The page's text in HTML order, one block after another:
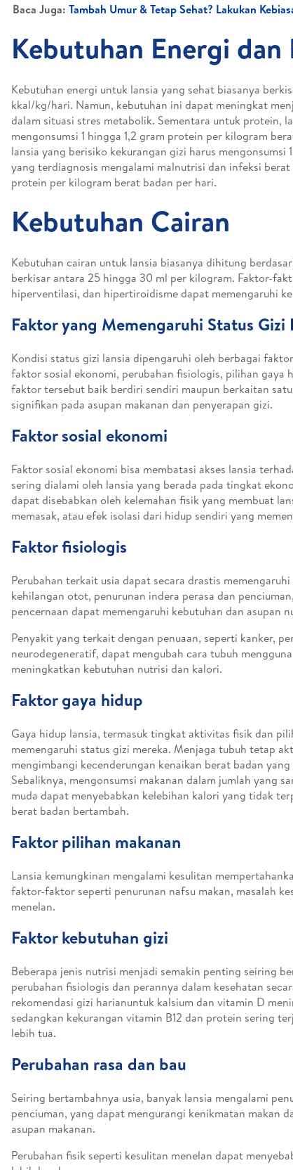
Baca Juga: Tambah Umur & Tetap Sehat? Lakukan
Kebutuhan Energi
Kebutuhan energi untuk lansia yang sehat biasanya
kkal/kg/hari. Namun, kebutuhan ini dapat meningkat
dalam situasi stres metabolik. Sementara untuk protein,
mengonsumsi 1 hingga 1,2 gram protein per kilogram
lansia yang berisiko kekurangan gizi harus mengonsumsi
yang terdiagnosis mengalami malnutrisi dan infeksi
protein per kilogram berat badan per hari.
Kebutuhan Cairan
Kebutuhan cairan untuk lansia biasanya dihitung
berkisar antara 25 hingga 30 ml per kilogram. Faktor-
hiperventilasi, dan hipertiroidisme dapat memengaruhi
Faktor yang Memengaruhi Status Gizi
Kondisi status gizi lansia dipengaruhi oleh berbagai
faktor sosial ekonomi, perubahan fisiologis, pilihan gaya
faktor tersebut baik berdiri sendiri maupun berkaitan
signifikan pada asupan makanan dan penyerapan gizi.
Faktor sosial ekonomi
Faktor sosial ekonomi bisa membatasi akses lansia
sering dialami oleh lansia yang berada pada tingkat
dapat disebabkan oleh kelemahan fisik yang membuat
memasak, atau efek isolasi dari hidup sendiri yang
Faktor fisiologis
Perubahan terkait usia dapat secara drastis
kehilangan otot, penurunan indera perasa dan
pencernaan dapat memengaruhi kebutuhan dan asupan
Penyakit yang terkait dengan penuaan, seperti kanker,
neurodegeneratif, dapat mengubah cara tubuh
meningkatkan kebutuhan nutrisi dan kalori.
Faktor gaya hidup
Gaya hidup lansia, termasuk tingkat aktivitas fisik dan
memengaruhi status gizi mereka. Menjaga tubuh tetap
mengimbangi kecenderungan kenaikan berat badan
Sebaliknya, mengonsumsi makanan dalam jumlah yang
muda dapat menyebabkan kelebihan kalori yang tidak
berat badan bertambah.
Faktor pilihan makanan
Lansia kemungkinan mengalami kesulitan
faktor-faktor seperti penurunan nafsu makan, masalah
menelan.
Faktor kebutuhan gizi
Beberapa jenis nutrisi menjadi semakin penting seiring
perubahan fisiologis dan perannya dalam kesehatan
rekomendasi gizi harianuntuk kalsium dan vitamin D
sedangkan kekurangan vitamin B12 dan protein sering
lebih tua.
Perubahan rasa dan bau
Seiring bertambahnya usia, banyak lansia mengalami
penciuman, yang dapat mengurangi kenikmatan makan
asupan makanan.
Perubahan fisik seperti kesulitan menelan dapat